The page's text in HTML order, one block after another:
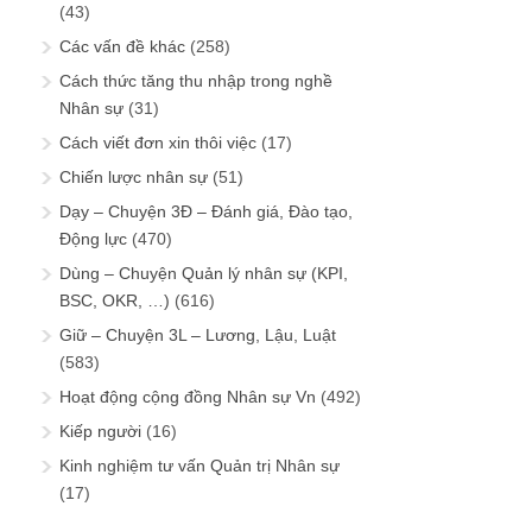
(43)
Các vấn đề khác (258)
Cách thức tăng thu nhập trong nghề
Nhân sự (31)
Cách viết đơn xin thôi việc (17)
Chiến lược nhân sự (51)
Dạy – Chuyện 3Đ – Đánh giá, Đào tạo,
Động lực (470)
Dùng – Chuyện Quản lý nhân sự (KPI,
BSC, OKR, …) (616)
Giữ – Chuyện 3L – Lương, Lậu, Luật
(583)
Hoạt động cộng đồng Nhân sự Vn (492)
Kiếp người (16)
Kinh nghiệm tư vấn Quản trị Nhân sự
(17)